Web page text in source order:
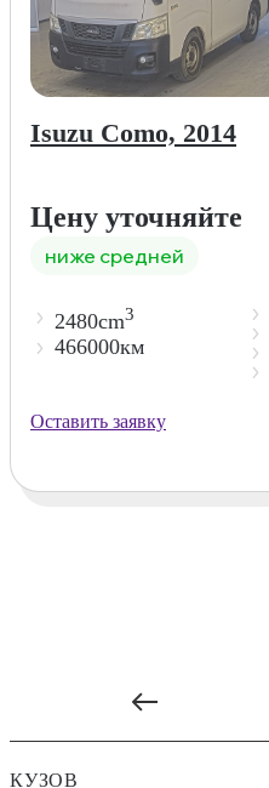
Isuzu Como, 2014
Цену уточняйте
ниже средней
2480cm3
466000км
Оставить заявку
КУЗОВ